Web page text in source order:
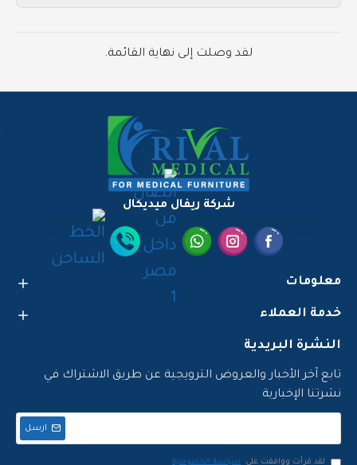
لقد وصلت إلى نهاية القائمة.
شركة ريفال ميديكال
معلومات
خدمة العملاء
النشرة البريدية
تابع آخر الأخبار والعروض الترويجية عن طريق الاشتراك في
نشرتنا الإخبارية
ارسل
لقد قرأت ووافقت على سياسة الخصوصية